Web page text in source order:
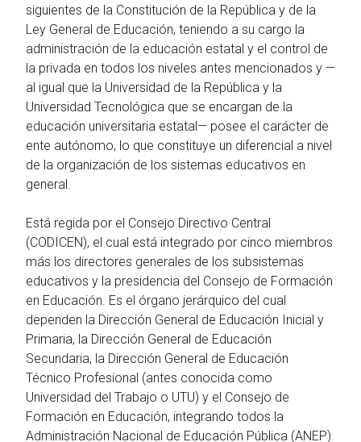
siguientes de la Constitución de la República y de la
Ley General de Educación, teniendo a su cargo la
administración de la educación estatal y el control de
la privada en todos los niveles antes mencionados y —
al igual que la Universidad de la República y la
Universidad Tecnológica que se encargan de la
educación universitaria estatal— posee el carácter de
ente autónomo, lo que constituye un diferencial a nivel
de la organización de los sistemas educativos en
general.
Está regida por el Consejo Directivo Central
(CODICEN), el cual está integrado por cinco miembros
más los directores generales de los subsistemas
educativos y la presidencia del Consejo de Formación
en Educación. Es el órgano jerárquico del cual
dependen la Dirección General de Educación Inicial y
Primaria, la Dirección General de Educación
Secundaria, la Dirección General de Educación
Técnico Profesional (antes conocida como
Universidad del Trabajo o UTU) y el Consejo de
Formación en Educación, integrando todos la
Administración Nacional de Educación Pública (ANEP).